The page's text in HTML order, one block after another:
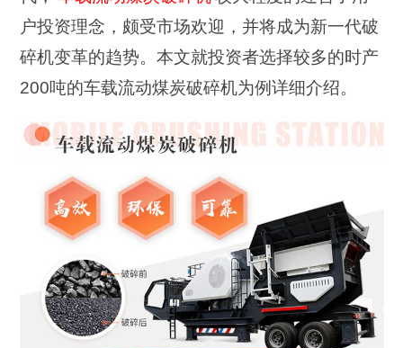
户投资理念，颇受市场欢迎，并将成为新一代破
碎机变革的趋势。本文就投资者选择较多的时产
200吨的车载流动煤炭破碎机为例详细介绍。